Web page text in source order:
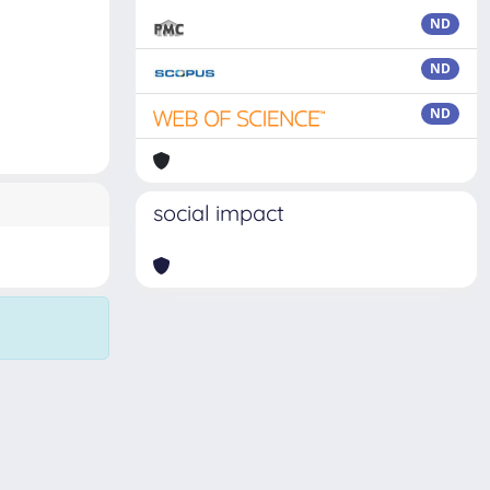
ND
ND
ND
social impact